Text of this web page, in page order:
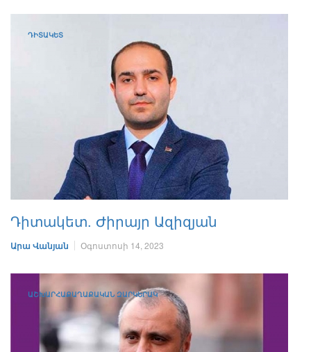
ԴԻՏԱԿԵՏ
Դիտակետ. Ժիրայր Ազիզյան
Արա Վանյան Օգոստոսի 14, 2023
ԱՇԽԱՐՀԱՔԱՂԱՔԱԿԱՆ ԶԱՐԿԵՐԱԿ